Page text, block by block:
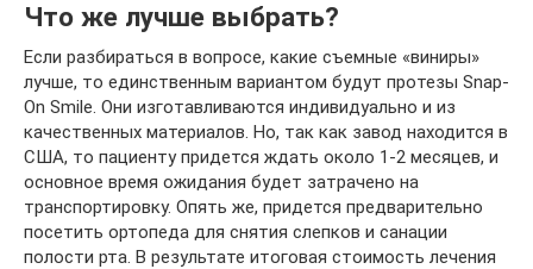
Что же лучше выбрать?
Если разбираться в вопросе, какие съемные «виниры»
лучше, то единственным вариантом будут протезы Snap-
On Smile. Они изготавливаются индивидуально и из
качественных материалов. Но, так как завод находится в
США, то пациенту придется ждать около 1-2 месяцев, и
основное время ожидания будет затрачено на
транспортировку. Опять же, придется предварительно
посетить ортопеда для снятия слепков и санации
полости рта. В результате итоговая стоимость лечения